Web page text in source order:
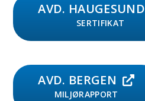
AVD. HAUGESUND
SERTIFIKAT
AVD. BERGEN
MILJØRAPPORT